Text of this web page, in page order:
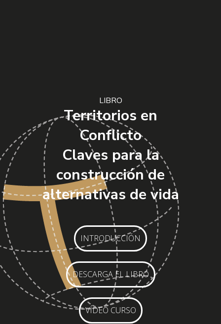
LIBRO
Territorios en
Conflicto
Claves para la
construcción de
alternativas de vida
INTRODUCCIÓN
DESCARGA EL LIBRO
VÍDEO CURSO